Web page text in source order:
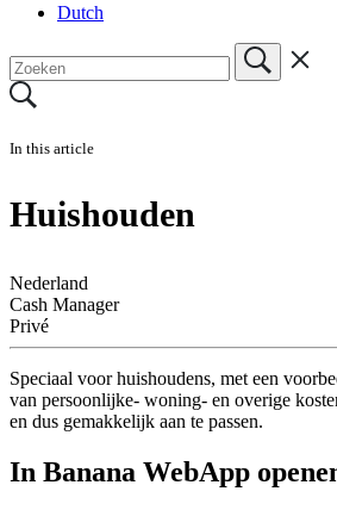
Dutch
In this article
Huishouden
Nederland
Cash Manager
Privé
Speciaal voor huishoudens, met een
van persoonlijke- woning- en overige
en dus gemakkelijk aan te passen.
In Banana WebApp